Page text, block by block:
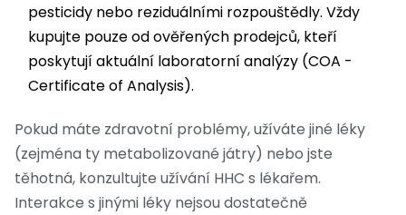
pesticidy nebo reziduálními rozpouštědly. Vždy
kupujte pouze od ověřených prodejců, kteří
poskytují aktuální laboratorní analýzy (COA -
Certificate of Analysis).
Pokud máte zdravotní problémy, užíváte jiné léky
(zejména ty metabolizované játry) nebo jste
těhotná, konzultujte užívání HHC s lékařem.
Interakce s jinými léky nejsou dostatečně